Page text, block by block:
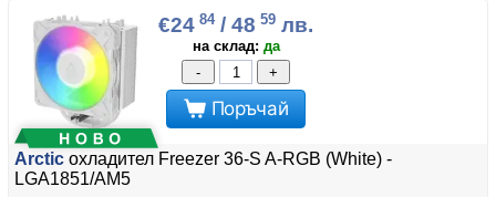
€24 84/ 48 59 лв.
на склад: да
-
+
Поръчай
Arctic охладител Freezer 36-S A-RGB (White) -
LGA1851/AM5